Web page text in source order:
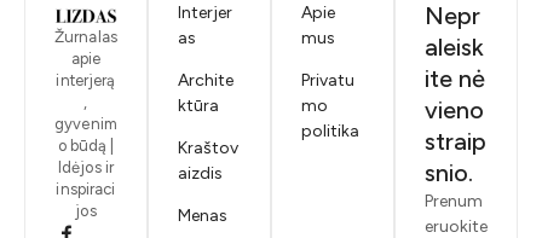
Žurnalas
apie
interjerą
,
gyvenim
o būdą |
Idėjos ir
inspiraci
jos
Interjer
as
Archite
ktūra
Kraštov
aizdis
Menas
Apie
mus
Privatu
mo
politika
Nepr
aleisk
ite nė
vieno
straip
snio.
Prenum
eruokite